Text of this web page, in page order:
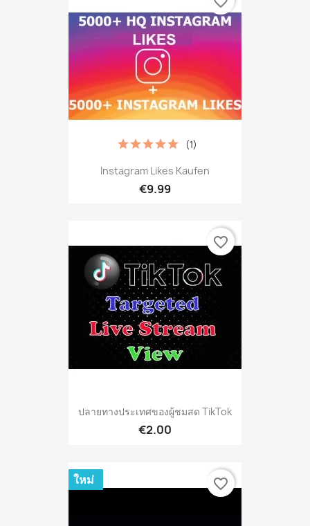
Instagram Likes Kaufen
€9.99
(1)
ปลายทางประเทศของผู้ชมสด TikTok
€2.00
favorite_border
ใหม่ favorite_border